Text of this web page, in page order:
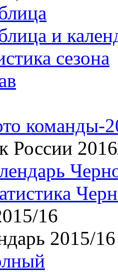
и
сезона
команды-
России
16
2015/16